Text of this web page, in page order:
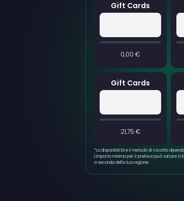
Gift Cards
0,00 €
Gift Cards
21,75 €
*La disponibilità e il metodo di riscatto
L'importo minimo per il prelievo può variare in
a seconda della tua regione.